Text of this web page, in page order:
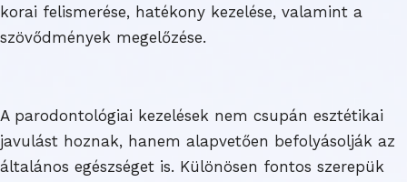
korai felismerése, hatékony kezelése, valamint a
szövődmények megelőzése.
A parodontológiai kezelések nem csupán esztétikai
javulást hoznak, hanem alapvetően befolyásolják az
általános egészséget is. Különösen fontos szerepük